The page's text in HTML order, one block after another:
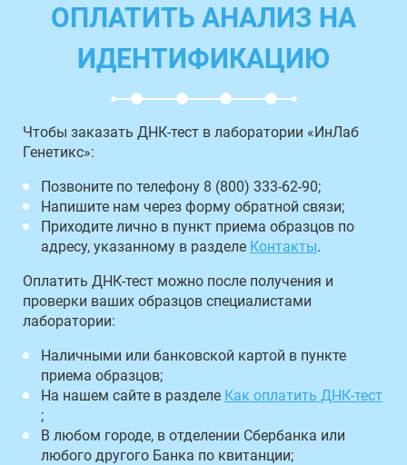
ОПЛАТИТЬ АНАЛИЗ НА
ИДЕНТИФИКАЦИЮ
Чтобы заказать ДНК-тест в лаборатории «ИнЛаб
Генетикс»:
Позвоните по телефону 8 (800) 333-62-90;
Напишите нам через форму обратной связи;
Приходите лично в пункт приема образцов по
адресу, указанному в разделе Контакты.
Оплатить ДНК-тест можно после получения и
проверки ваших образцов специалистами
лаборатории:
Наличными или банковской картой в пункте
приема образцов;
На нашем сайте в разделе Как оплатить ДНК-тест
;
В любом городе, в отделении Сбербанка или
любого другого Банка по квитанции;